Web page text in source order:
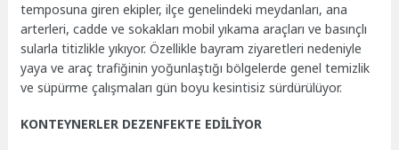
temposuna giren ekipler, ilçe genelindeki meydanları, ana
arterleri, cadde ve sokakları mobil yıkama araçları ve basınçlı
sularla titizlikle yıkıyor. Özellikle bayram ziyaretleri nedeniyle
yaya ve araç trafiğinin yoğunlaştığı bölgelerde genel temizlik
ve süpürme çalışmaları gün boyu kesintisiz sürdürülüyor.
KONTEYNERLER DEZENFEKTE EDİLİYOR